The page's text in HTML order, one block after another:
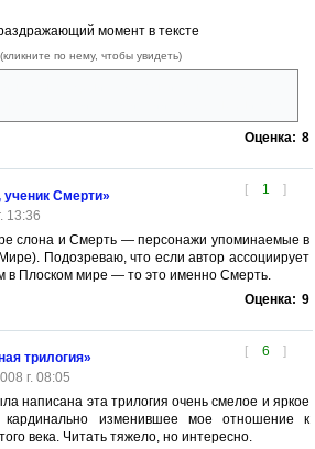
момент в тексте
(кликните по нему, чтобы увидеть)
Оценка: 8
[ 1 ]
ученик Смерти»
13:36
слона и Смерть — персонажи упоминаемые в
Подозреваю, что если автор ассоциирует
в Плоском мире — то это именно Смерть.
Оценка: 9
[ 6 ]
трилогия»
г. 08:05
написана эта трилогия очень смелое и яркое
кардинально изменившее мое отношение к
века. Читать тяжело, но интересно.